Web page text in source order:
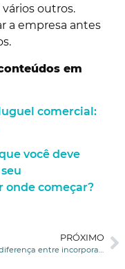
outros.
a empresa antes
em
comercial:
você deve
onde começar?
PRÓXIMO